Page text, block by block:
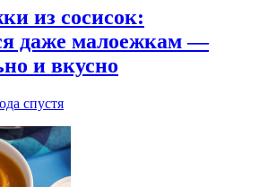
из сосисок:
даже малоежкам —
и вкусно
спустя